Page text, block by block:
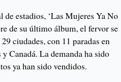
estadios, ‘Las Mujeres Ya No
de su último álbum, el fervor se
ciudades, con 11 paradas en
Canadá. La demanda ha sido
ya han sido vendidos.